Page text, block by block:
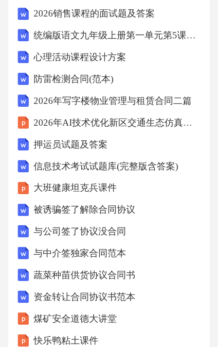
情形视为送达：直接送达的，以对方或其授权
代表签收之日为送达日期。邮寄送达的，以邮
件签收日期或退回日期为送达日期。电子送达
的，以电子信息成功发送的日期为送达日期。
2026销售课程的面试题及答案
统编版语文九年级上册第一单元第5课《你是人间的四月天-一句爱的赞颂》教学设计+分层课堂训练
心理活动课程设计方案
防雷检测合同(范本)
2026年写字楼物业管理与租赁合同二篇
2026年AI技术优化新区交通生态仿真计算效率
押运员试题及答案
信息技术考试试题库(完整版含答案)
大班健康坦克兵课件
被诱骗签了解除合同协议
与公司签了协议没合同
与中介签独家合同范本
蔬菜种苗供货协议合同书
资金转让合同协议书范本
煤矿安全道德大讲堂
快乐鸭粘土课件